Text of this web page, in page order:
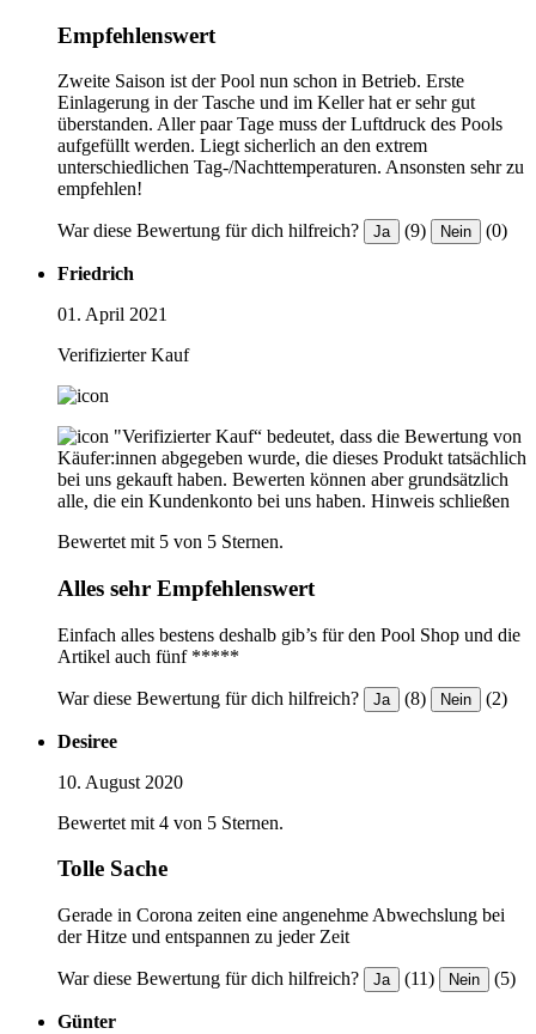
Empfehlenswert
Zweite Saison ist der Pool nun schon in Betrieb. Erste
Einlagerung in der Tasche und im Keller hat er sehr gut
überstanden. Aller paar Tage muss der Luftdruck des Pools
aufgefüllt werden. Liegt sicherlich an den extrem
unterschiedlichen Tag-/Nachttemperaturen. Ansonsten sehr zu
empfehlen!
War diese Bewertung für dich hilfreich? Ja (9) Nein (0)
Friedrich
01. April 2021
Verifizierter Kauf
"Verifizierter Kauf“ bedeutet, dass die Bewertung von
Käufer:innen abgegeben wurde, die dieses Produkt tatsächlich
bei uns gekauft haben. Bewerten können aber grundsätzlich
alle, die ein Kundenkonto bei uns haben. Hinweis schließen
Bewertet mit 5 von 5 Sternen.
Alles sehr Empfehlenswert
Einfach alles bestens deshalb gib’s für den Pool Shop und die
Artikel auch fünf *****
War diese Bewertung für dich hilfreich? Ja (8) Nein (2)
Desiree
10. August 2020
Bewertet mit 4 von 5 Sternen.
Tolle Sache
Gerade in Corona zeiten eine angenehme Abwechslung bei
der Hitze und entspannen zu jeder Zeit
War diese Bewertung für dich hilfreich? Ja (11) Nein (5)
Günter